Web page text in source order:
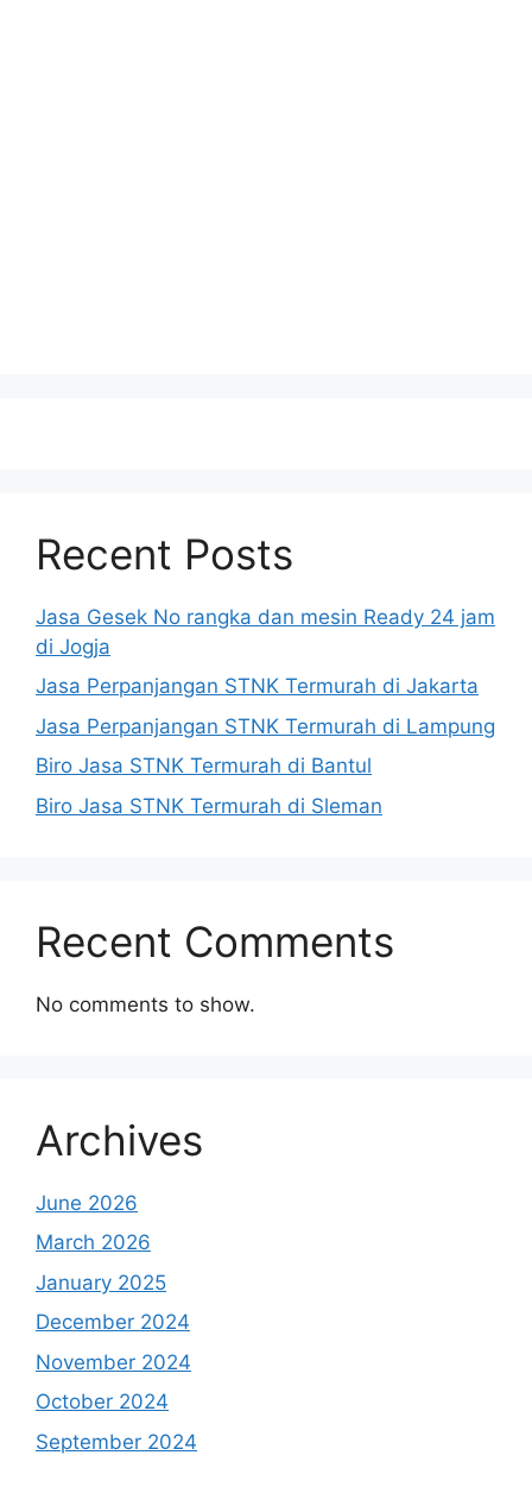
Recent Posts
Jasa Gesek No rangka dan mesin Ready 24 jam
di Jogja
Jasa Perpanjangan STNK Termurah di Jakarta
Jasa Perpanjangan STNK Termurah di Lampung
Biro Jasa STNK Termurah di Bantul
Biro Jasa STNK Termurah di Sleman
Recent Comments
No comments to show.
Archives
June 2026
March 2026
January 2025
December 2024
November 2024
October 2024
September 2024